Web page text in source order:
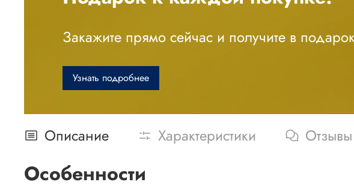
Закажите прямо сейчас и получите в
Узнать подробнее
Описание Характеристики Отзывы
Особенности